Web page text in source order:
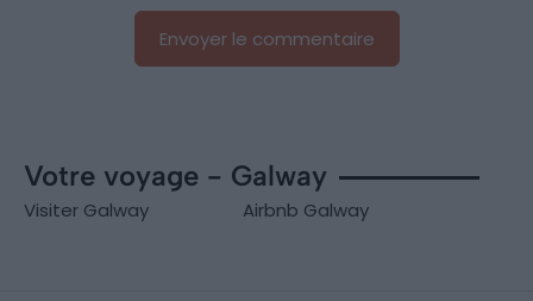
Votre voyage - Galway
Visiter Galway Airbnb Galway